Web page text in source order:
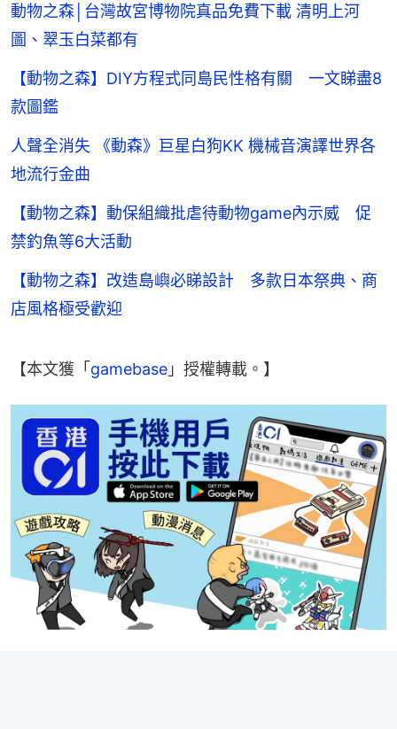
動物之森│台灣故宮博物院真品免費下載 清明上河
圖、翠玉白菜都有
【動物之森】DIY方程式同島民性格有關 一文睇盡8
款圖鑑
人聲全消失 《動森》巨星白狗KK 機械音演譯世界各
地流行金曲
【動物之森】動保組織批虐待動物game內示威 促
禁釣魚等6大活動
【動物之森】改造島嶼必睇設計 多款日本祭典、商
店風格極受歡迎
【本文獲「 gamebase 」授權轉載。】